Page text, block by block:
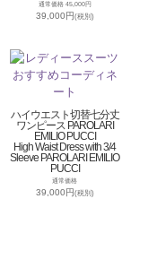
通常価格 45,000円
39,000円 (税別)
ハイウエスト切替七分丈
ワンピース PAROLARI
EMILIO PUCCI
High Waist Dress with 3/4
Sleeve PAROLARI EMILIO
PUCCI
通常価格
39,000円 (税別)